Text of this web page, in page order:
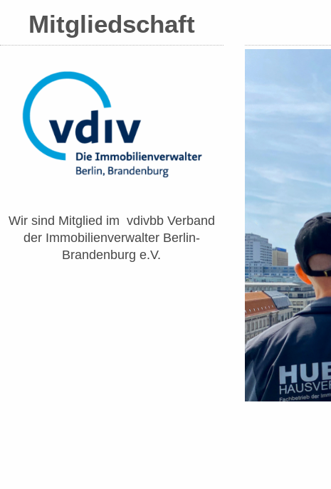
Mitgliedschaft
Wir sind Mitglied im vdivbb Verband
der Immobilienverwalter Berlin-
Brandenburg e.V.